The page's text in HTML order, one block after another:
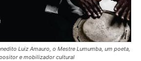
Luiz Amauro, o Mestre Lumumba, um poeta,
e mobilizador cultural